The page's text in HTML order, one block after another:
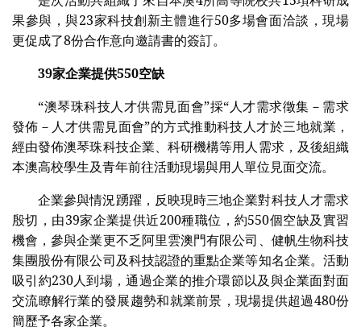
果參與，與23家科技創新主體進行50多場會面洽談，現場
更促成了8份合作意向邀請書的簽訂。
39家企業提供550空缺
“澳琴珠科技人才供需見面會”採“人才需求徵集－需求
發佈－人才供需見面會”的方式推動科技人才於三地就業，
經由發佈澳琴珠科技企業、科研機構等用人需求，及後組織
本澳高校學生及青年前往活動現場與用人單位見面交流。
企業參與情況踴躍，反映現時三地企業對科技人才需求
殷切，由39家企業提供近200種職位，約550個空缺及實習
機會，參與企業更不乏阿里雲澳門有限公司、健帆生物科技
集團股份有限公司及科技認證的重點企業等知名企業。活動
吸引約230人到場，通過企業的推介環節以及與企業面對面
交流瞭解行業的發展趨勢和就業前景，現場提供超過480份
簡歷予各家企業。